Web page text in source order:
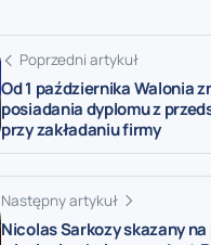
Poprzedni artykuł
Od 1 października Walonia
posiadania dyplomu z
przy zakładaniu firmy
Następny artykuł
Nicolas Sarkozy skazany